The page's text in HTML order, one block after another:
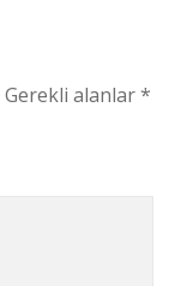
Gerekli alanlar*